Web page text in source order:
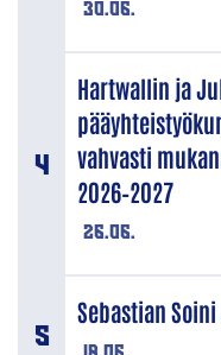
30.06.
26.06.
Hartwallin ja
vahvasti
2026–2027
Sebastian